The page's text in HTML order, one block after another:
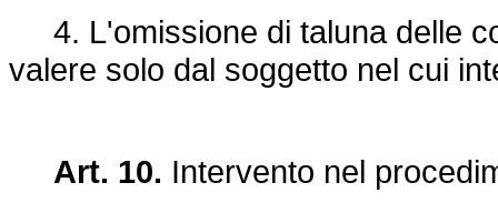
4. L'omissione di taluna delle
valere solo dal soggetto nel cui
Art. 10. Intervento nel